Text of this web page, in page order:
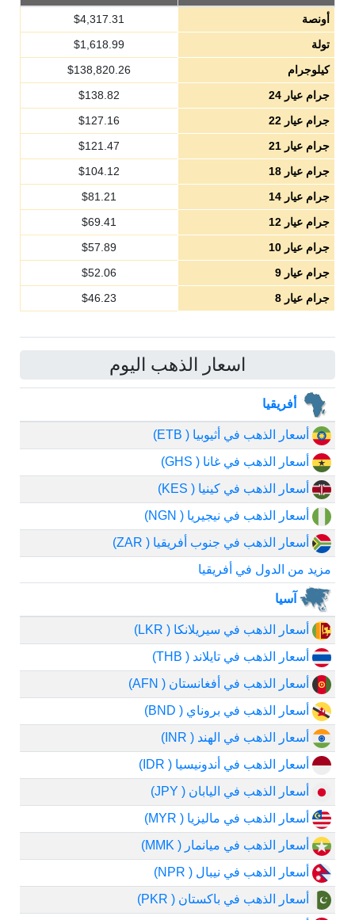
أونصة $4,317.31
تولة
$1,618.99
كيلوجرام
$138,820.26
جرام عيار 24
$138.82
جرام عيار 22
$127.16
جرام عيار 21
$121.47
جرام عيار 18
$104.12
جرام عيار 14
$81.21
جرام عيار 12
$69.41
جرام عيار 10
$57.89
جرام عيار 9
$52.06
جرام عيار 8
$46.23
اسعار الذهب اليوم
أفريقيا
أسعار الذهب في أثيوبيا ( ETB)
أسعار الذهب في غانا ( GHS)
أسعار الذهب في كينيا ( KES)
أسعار الذهب في نيجيريا ( NGN)
أسعار الذهب في جنوب أفريقيا ( ZAR)
مزيد من الدول في أفريقيا
آسيا
أسعار الذهب في سيريلانكا ( LKR)
أسعار الذهب في تايلاند ( THB)
أسعار الذهب في أفغانستان ( AFN)
أسعار الذهب في بروناي ( BND)
أسعار الذهب في الهند ( INR)
أسعار الذهب في أندونيسيا ( IDR)
أسعار الذهب في اليابان ( JPY)
أسعار الذهب في ماليزيا ( MYR)
أسعار الذهب في ميانمار ( MMK)
أسعار الذهب في نيبال ( NPR)
أسعار الذهب في باكستان ( PKR)